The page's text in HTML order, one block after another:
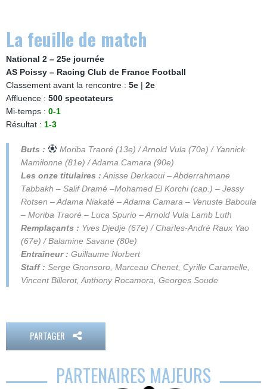
La feuille de match
National 2 – 25e journée
AS Poissy – Racing Club de France Football
Classement avant la rencontre : 5e | 2e
Affluence : 500 spectateurs
Mi-temps : 0-1
Résultat : 1-3
Buts :
Moriba Traoré (13e) / Arnold Vula (70e) / Yannick
Mamilonne (81e) / Adama Camara (90e)
Les onze titulaires : Anisse Derkaoui – Abderrahmane
Tabbakh – Salif Dramé –Mohamed El Korchi (cap.) – Jessy
Rotsen – Adama Niakaté – Adama Camara – Venuste Baboula
– Moriba Traoré – Luca Spurio – Arnold Vula Lamb Luth
Remplaçants : Yves Djedje (67e) / Charles-André Raux Yao
(67e) / Balamine Savane (80e)
Entraîneur : Guillaume Norbert
Staff : Serge Gnonsoro, Marceau Chenet, Cyrille Caramelle,
Vincent Billerot, Anthony Rocamora, Georges Soude
PARTAGER
PARTENAIRES MAJEURS